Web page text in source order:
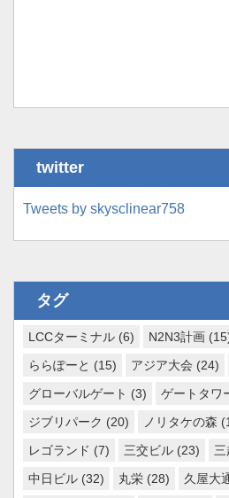
twitter
Tweets by skysclinear758
タグ
LCCターミナル (6) N2N3計画
ららぽーと (15) アジア大会 (24)
グローバルゲート (3) ゲートタワ
ジブリパーク (20) ノリタケの森
レゴランド (7) 三交ビル (23) 三
中日ビル (32) 丸栄 (28) 久屋大